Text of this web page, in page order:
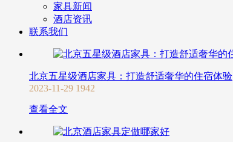
家具新闻
酒店资讯
联系我们
北京五星级酒店家具：打造舒适奢华的住宿体验
2023-11-29 1942
查看全文